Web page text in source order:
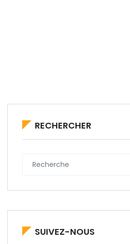
RECHERCHER
SUIVEZ-NOUS